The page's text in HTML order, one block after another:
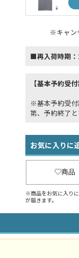
※キャン
■再入荷時期
【基本予約受
※基本予約受
第、予約終了と
お気に入りに
商品
※商品をお気に入り
が届きます。